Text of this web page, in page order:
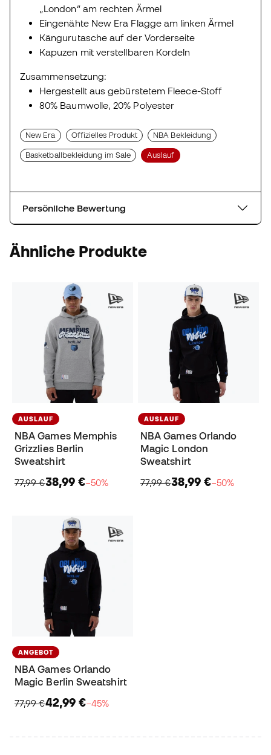
„London“ am rechten Ärmel
Eingenähte New Era Flagge am linken Ärmel
Kängurutasche auf der Vorderseite
Kapuzen mit verstellbaren Kordeln
Zusammensetzung:
Hergestellt aus gebürstetem Fleece-Stoff
80% Baumwolle, 20% Polyester
New Era Offizielles Produkt NBA Bekleidung
Basketballbekleidung im Sale Auslauf
Persönliche Bewertung
Ähnliche Produkte
AUSLAUF
NBA Games Memphis
Grizzlies Berlin
Sweatshirt
77,99 €38,99 €−50%
AUSLAUF
NBA Games Orlando
Magic London
Sweatshirt
77,99 €38,99 €−50%
ANGEBOT
NBA Games Orlando
Magic Berlin Sweatshirt
77,99 €42,99 €−45%